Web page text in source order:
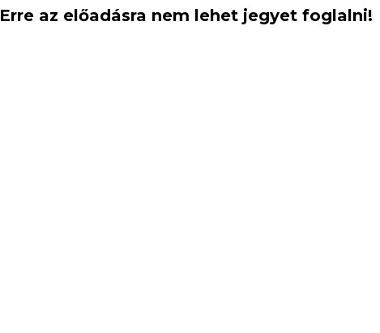
Erre az előadásra nem lehet jegyet foglalni!